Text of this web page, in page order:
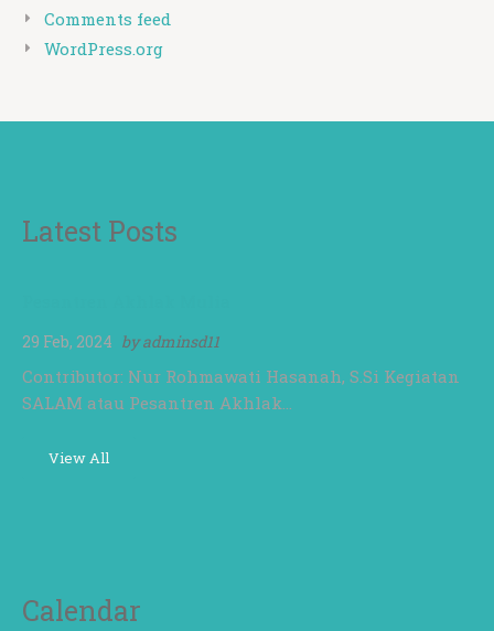
Comments feed
WordPress.org
Latest Posts
29 Feb, 2024 byadminsd11
Contributor: Nur Rohmawati Hasanah, S.Si Kegiatan
SALAM atau Pesantren Akhlak…
View All
Calendar